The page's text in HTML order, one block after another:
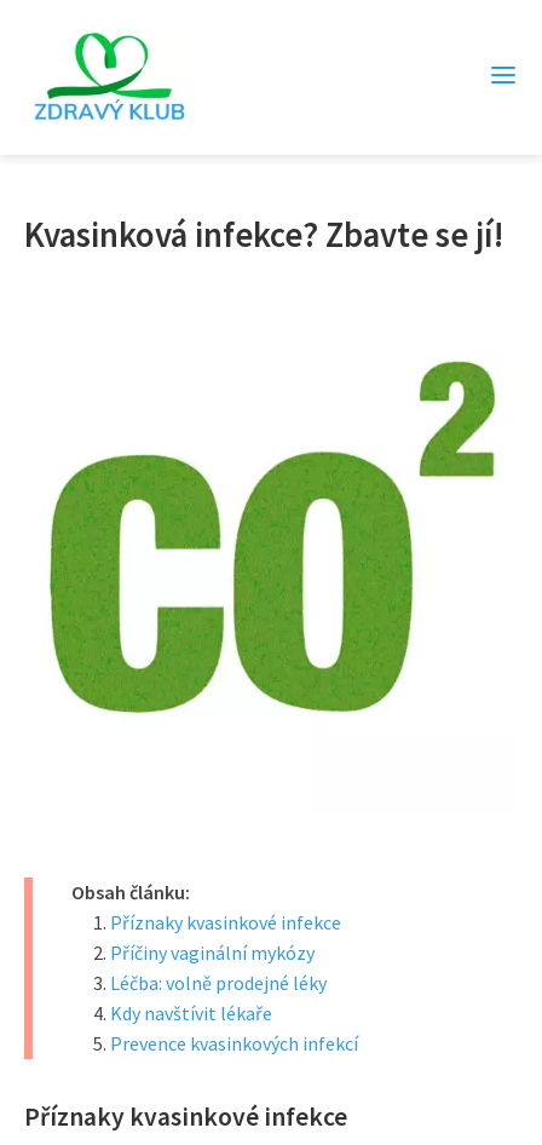
Kvasinková infekce? Zbavte se jí!
Obsah článku:
Příznaky kvasinkové infekce
Příčiny vaginální mykózy
Léčba: volně prodejné léky
Kdy navštívit lékaře
Prevence kvasinkových infekcí
Příznaky kvasinkové infekce